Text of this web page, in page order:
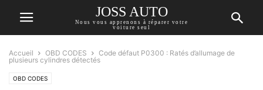
JOSS AUTO
Nous vous apprenons à réparer votre
voiture seul
Accueil OBD CODES
Code défaut P0300 : Ratés d’allumage de
plusieurs cylindres détectés
OBD CODES